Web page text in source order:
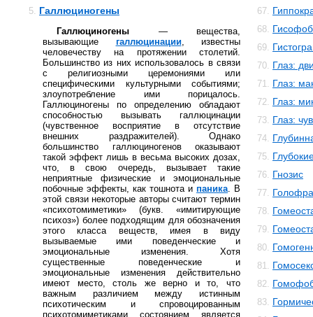
5. Галлюциногены
Галлюциногены — вещества,
вызывающие галлюцинации, известны
человечеству на протяжении столетий.
Большинство из них использовалось в связи
с религиозными церемониями или
специфическими культурными событиями;
злоупотребление ими порицалось.
Галлюциногены по определению обладают
способностью вызывать галлюцинации
(чувственное восприятие в отсутствие
внешних раздражителей). Однако
большинство галлюциногенов оказывают
такой эффект лишь в весьма высоких дозах,
что, в свою очередь, вызывает такие
неприятные физические и эмоциональные
побочные эффекты, как тошнота и паника. В
этой связи некоторые авторы считают термин
«психотомиметики» (букв. «имитирующие
психоз») более подходящим для обозначения
этого класса веществ, имея в виду
вызываемые ими поведенческие и
эмоциональные изменения. Хотя
существенные поведенческие и
эмоциональные изменения действительно
имеют место, столь же верно и то, что
важным различием между истинным
психотическим и спровоцированным
психотомиметиками состоянием является
67.
68.
69.
70. Глаз:
71. Глаз:
72. Глаз:
73. Глаз:
74.
75.
76. Гнозис
77.
78.
79.
80.
81.
82.
83.